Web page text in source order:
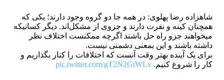
شاهزاده رضا پهلوی: در همه جا دو گروه وجود دارند؛ یکی که
همچنان کینه و نفرت دارند و جزوی از مشکل‌اند. دیگر کسانیکه
میخواهند جزو راه حل باشند اگرچه ممکنست اختلاف نظر
داشته باشند و این بمعنی دشمنی نیست.
برای یک آینده بهتر وقت آنست که اختلافات را کنار بگذاریم و
کار را شروع کنیم. pic.twitter.com/gT2N2GtWLv